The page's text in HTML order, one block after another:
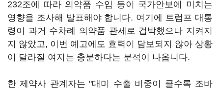
232조에 따라 의약품 수입 등이 국가안보에 미치는
영향을 조사해 발표해야 합니다. 여기에 트럼프 대통
령이 과거 수차례 의약품 관세로 겁박했으나 지켜지
지 않았고, 이번 예고에도 효력이 담보되지 않아 상황
이 달라질 여지는 충분하다는 분석이 나옵니다.
한 제약사 관계자는 "대미 수출 비중이 클수록 조바